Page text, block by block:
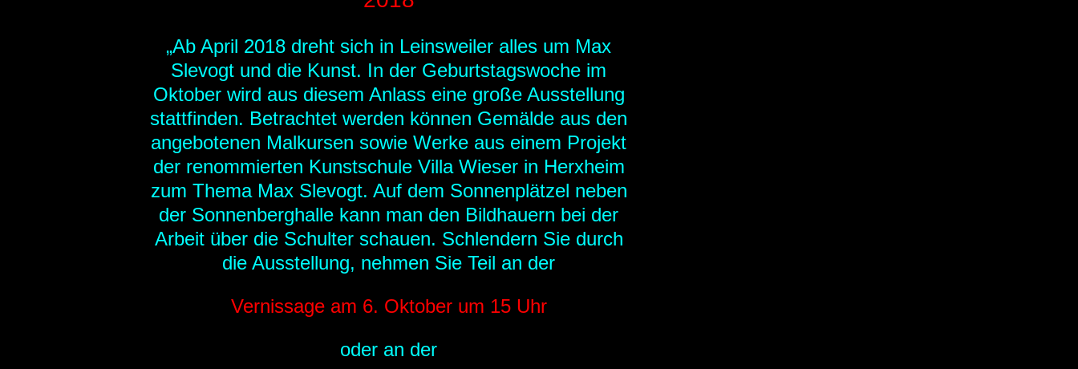
„Ab April 2018 dreht sich in Leinsweiler alles um Max
Slevogt und die Kunst. In der Geburtstagswoche im
Oktober wird aus diesem Anlass eine große Ausstellung
stattfinden. Betrachtet werden können Gemälde aus den
angebotenen Malkursen sowie Werke aus einem Projekt
der renommierten Kunstschule Villa Wieser in Herxheim
zum Thema Max Slevogt. Auf dem Sonnenplätzel neben
der Sonnenberghalle kann man den Bildhauern bei der
Arbeit über die Schulter schauen. Schlendern Sie durch
die Ausstellung, nehmen Sie Teil an der
Vernissage am 6. Oktober um 15 Uhr
oder an der